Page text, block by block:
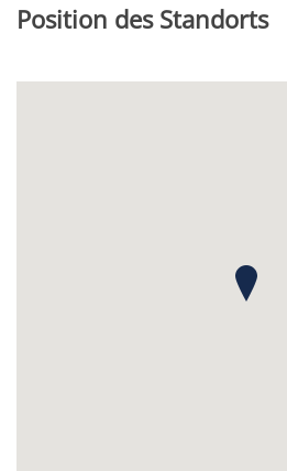
Position des Standorts